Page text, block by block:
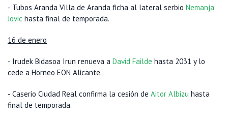
- Tubos Aranda Villa de Aranda ficha al lateral serbio Nemanja
Jovic hasta final de temporada.
16 de enero
- Irudek Bidasoa Irun renueva a David Failde hasta 2031 y lo
cede a Horneo EON Alicante.
- Caserio Ciudad Real confirma la cesión de Aitor Albizu hasta
final de temporada.